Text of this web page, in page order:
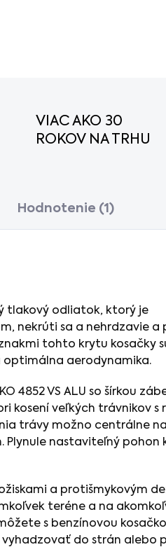
VIAC AKO 30
ROKOV NA TRHU
Hodnotenie (1)
tlakový odliatok, ktorý je
nekrúti sa a nehrdzavie a
tohto krytu kosačky
aerodynamika.
4852 VS ALU so šírkou
kosení veľkých trávnikov s
trávy možno centrálne
Plynule nastaviteľný pohon
a protišmykovým
teréne a na
s benzínovou
do strán alebo